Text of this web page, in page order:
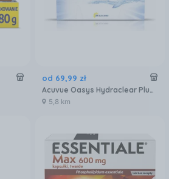
od 69,99 zł
Acuvue Oasys Hydraclear Plus 6szt.
5,8 km